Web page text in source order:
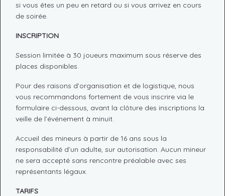
si vous êtes un peu en retard ou si vous arrivez en cours
de soirée.
INSCRIPTION
Session limitée à 30 joueurs maximum sous réserve des
places disponibles.
Pour des raisons d’organisation et de logistique, nous
vous recommandons fortement de vous inscrire via le
formulaire ci-dessous, avant la clôture des inscriptions la
veille de l’événement à minuit.
Accueil des mineurs à partir de 16 ans sous la
responsabilité d’un adulte, sur autorisation. Aucun mineur
ne sera accepté sans rencontre préalable avec ses
représentants légaux.
TARIFS